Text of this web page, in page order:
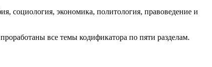
социология, экономика, политология, правоведение и
все темы кодификатора по пяти разделам.